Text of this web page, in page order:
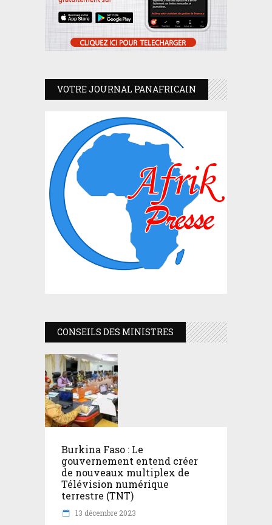
VOTRE JOURNAL PANAFRICAIN
CONSEILS DES MINISTRES
Burkina Faso : Le
gouvernement entend créer
de nouveaux multiplex de
Télévision numérique
terrestre (TNT)
13 décembre 2023